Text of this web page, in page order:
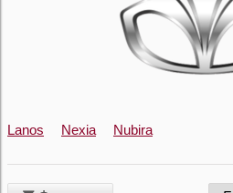
Lanos Nexia Nubira